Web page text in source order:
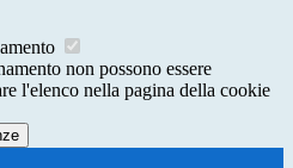
non possono essere
l'elenco nella pagina della cookie